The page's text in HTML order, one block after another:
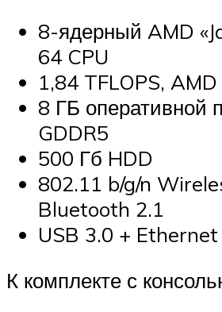
8-ядерный AMD
64 CPU
1,84 TFLOPS,
8 ГБ оперативной
GDDR5
500 Гб HDD
802.11 b/g/n
Bluetooth 2.1
USB 3.0 +
К комплекте с